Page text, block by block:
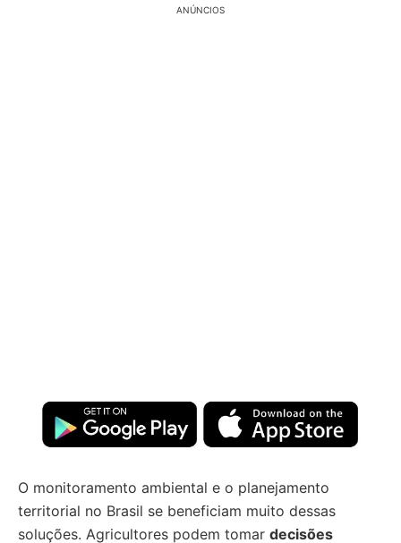
ANÚNCIOS
O monitoramento ambiental e o planejamento
territorial no Brasil se beneficiam muito dessas
soluções. Agricultores podem tomar decisões